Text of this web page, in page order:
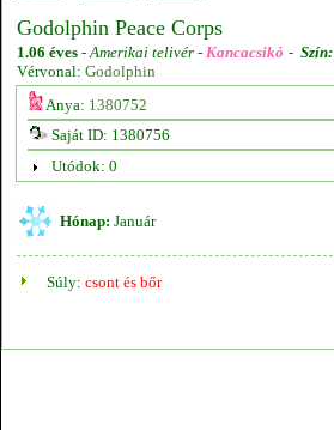
Godolphin Peace Corps
1.06 éves -Amerikai telivér - Kancacsikó - Szín:
Vérvonal: Godolphin
Anya: 1380752
Saját ID: 1380756
Utódok: 0
Hónap: Január
Súly: csont és bőr